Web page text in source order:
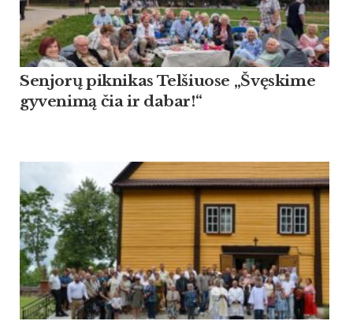
Sen­jorų pik­ni­kas Tel­šiuo­se „Švęski­me
gy­ve­nimą čia ir da­bar!“